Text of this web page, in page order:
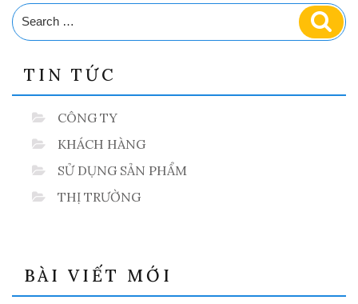
Search
for:
TIN TỨC
CÔNG TY
KHÁCH HÀNG
SỬ DỤNG SẢN PHẨM
THỊ TRƯỜNG
BÀI VIẾT MỚI